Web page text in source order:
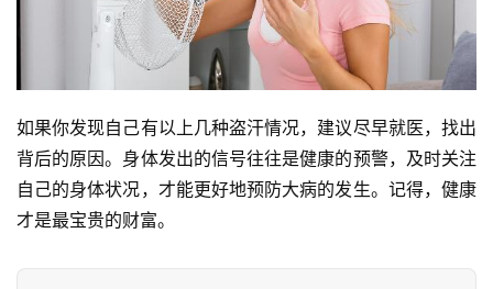
如果你发现自己有以上几种盗汗情况，建议尽早就医，找出
背后的原因。身体发出的信号往往是健康的预警，及时关注
自己的身体状况，才能更好地预防大病的发生。记得，健康
才是最宝贵的财富。